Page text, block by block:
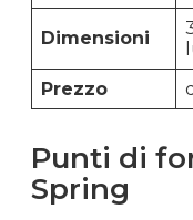
Dimensioni
Prezzo
Punti di
Spring